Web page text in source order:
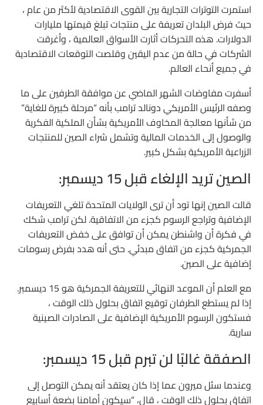
استمرت التوترات التجارية بين القوى الاقتصادية لأكثر من عام ،
حيث فرض البلدان تعريفة على منتجات تبلغ قيمتها مليارات
الدولارات. هذه التحركات أثارت الأسواق العالمية ، وأغرقت
الشركات في حالة من عدم اليقين وقلصت التوقعات الاقتصادية
في جميع أنحاء العالم.
أسفرت مفاوضات الشهر الماضي عن موافقة الطرفين على ما
وصفه الرئيس الأمريكي دونالد ترامب بأنه “مرحلة كبيرة للغاية”
من شأنها معالجة المخاوف الأمريكية بشأن الملكية الفكرية
والوصول إلى الخدمات المالية وتشمل شراء الصين للمنتجات
الزراعية الأمريكية بشكل كبير.
الصين تريد الإلغاء قبل 15 ديسمبر:
قالت الصين إنها تود أن ترى الولايات المتحدة تلغي التعريفات
الإضافية وتراجع الرسوم كجزء من الاتفاقية. لكن ترامب شكك
في فكرة أن واشنطن يمكن أن توافق على خفض التعريفات
الجمركية كجزء من اتفاق مبدئي. حتى أنه هدد بفرض رسومات
إضافية على الصين.
مع العلم أن الموعد النهائي للتعريفة الجمركية هو 15 ديسمبر.
إذا لم يستطع الطرفان توقيع اتفاق بحلول ذلك الوقت ،
فستكون الرسوم الأمريكية الإضافية على الصادرات الصينية
سارية.
الصفقة غالبًا لن تبرم قبل 15 ديسمبر:
وعندما سئل ميرون عما إذا كان يعتقد أنه يمكن التوصل إلى
اتفاق بحلول ذلك الوقت ، قال، “سيكون أمامنا بضعة أسابيع